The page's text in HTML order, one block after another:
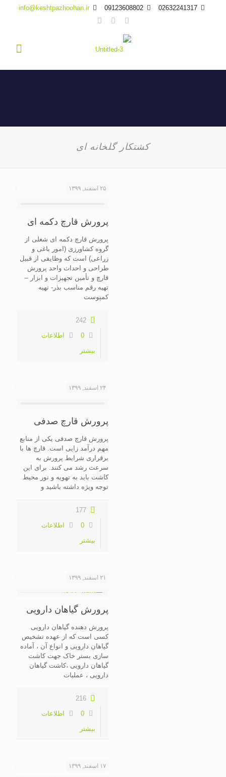
02632241317
09123608802
info@keshtpazhoohan.ir
کشتکار گلخانه ای
۲۵ اسفند, ۱۳۹۹
پرورش قارچ دکمه ای
پرورش قارچ دکمه ای شغلی از
گروه کشاورزی (امور باغی و
زراعی) است که وظایفی از قبیل
طراحی و احداث واحد پرورش
قارچ و تأمین تجهیزات و ابزار –
تهیه رقم مناسب بذر- تهیه
کمپوست
242
0
اطلاعات
بیشتر
۲۴ اسفند, ۱۳۹۹
پرورش قارچ صدفی
پرورش قارچ صدفی یکی از منابع
مهم درآمد زایی است. قارچ ها با
برقراری شرایط پرورش به
سرعت رشد می کنند. برای این
کاشت باید به تهویه و نور محیط
توجه ویژه داشته باشید و
177
0
اطلاعات
بیشتر
۲۱ اسفند, ۱۳۹۹
پرورش گیاهان دارویی
پرورش دهنده گیاهان دارویی
کسی است که از عهده تشخیص
گیاهان دارویی و انواع آن ، آماده
سازی بستر خاک جهت کاشت
گیاهان دارویی ،کاشت گیاهان
دارویی ، عملیات
216
0
اطلاعات
بیشتر
۱۷ اسفند, ۱۳۹۹